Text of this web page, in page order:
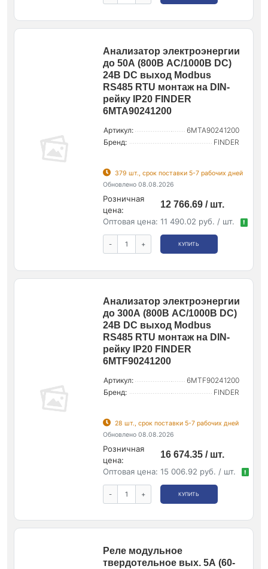
Анализатор электроэнергии
до 50А (800В AC/1000В DC)
24В DC выход Modbus
RS485 RTU монтаж на DIN-
рейку IP20 FINDER
6MTA90241200
Артикул:
6MTA90241200
Бренд:
FINDER
379 шт., срок поставки 5-7 рабочих дней
Обновлено 08.08.2026
Розничная
цена:
12 766.69 / шт.
Оптовая цена: 11 490.02 руб. / шт. !
- + КУПИТЬ
Анализатор электроэнергии
до 300А (800В AC/1000В DC)
24В DC выход Modbus
RS485 RTU монтаж на DIN-
рейку IP20 FINDER
6MTF90241200
Артикул:
6MTF90241200
Бренд:
FINDER
28 шт., срок поставки 5-7 рабочих дней
Обновлено 08.08.2026
Розничная
цена:
16 674.35 / шт.
Оптовая цена: 15 006.92 руб. / шт. !
- + КУПИТЬ
Реле модульное
твердотельное вых. 5А (60-